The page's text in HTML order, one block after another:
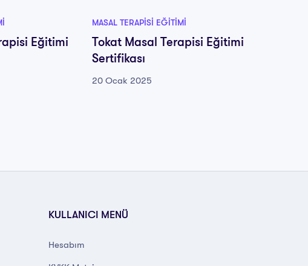
Eğitimi
MASAL TERAPISI EĞITIMI
Tokat Masal Terapisi Eğitimi
Sertifikası
20 Ocak 2025
KULLANICI MENÜ
Hesabım